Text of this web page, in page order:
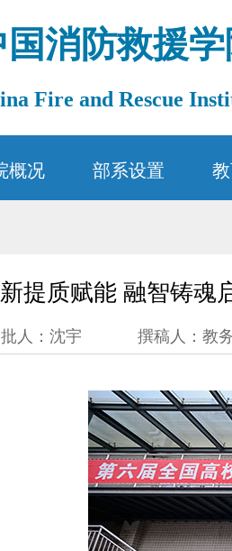
国消防救援
Fire and Rescue
概况 部系设置
提质赋能 融智铸
人：沈宇 撰稿人：教